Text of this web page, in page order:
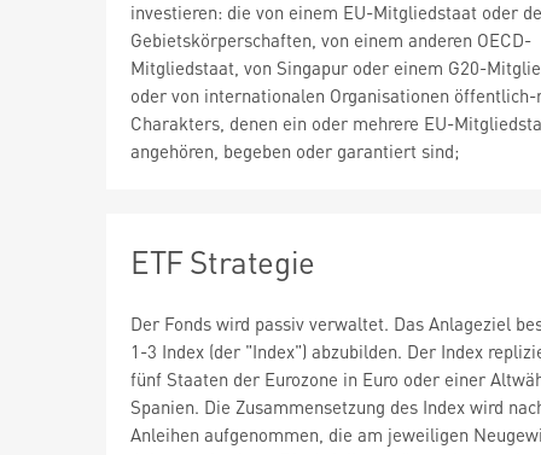
investieren: die von einem EU-Mitgliedstaat oder
Gebietskörperschaften, von einem anderen OECD-
Mitgliedstaat, von Singapur oder einem G20-
oder von internationalen Organisationen
Charakters, denen ein oder mehrere EU-
angehören, begeben oder garantiert sind;
ETF Strategie
Der Fonds wird passiv verwaltet. Das Anlageziel
1-3 Index (der "Index") abzubilden. Der Index
fünf Staaten der Eurozone in Euro oder einer
Spanien. Die Zusammensetzung des Index wird
Anleihen aufgenommen, die am jeweiligen